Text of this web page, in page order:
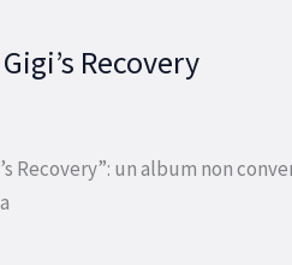
Recovery
Recovery”: un album non